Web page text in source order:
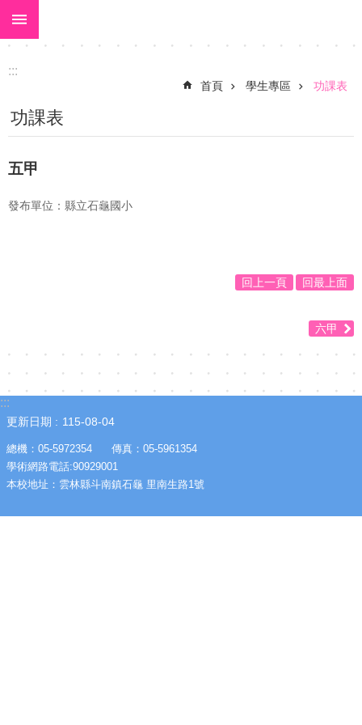
跳到主要內容區塊
:::
首頁 學生專區 功課表
功課表
五甲
發布單位：縣立石龜國小
回上一頁 回最上面
六甲
:::
更新日期 115-08-04
總機：05-5972354 傳真：05-5961354
學術網路電話:90929001
本校地址：雲林縣斗南鎮石龜 里南生路1號